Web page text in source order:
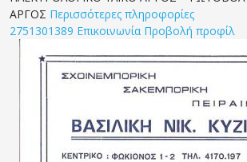
ΑΡΓΟΣ Περισσότερες πληροφορίες
2751301389 Επικοινωνία Προβολή προφίλ